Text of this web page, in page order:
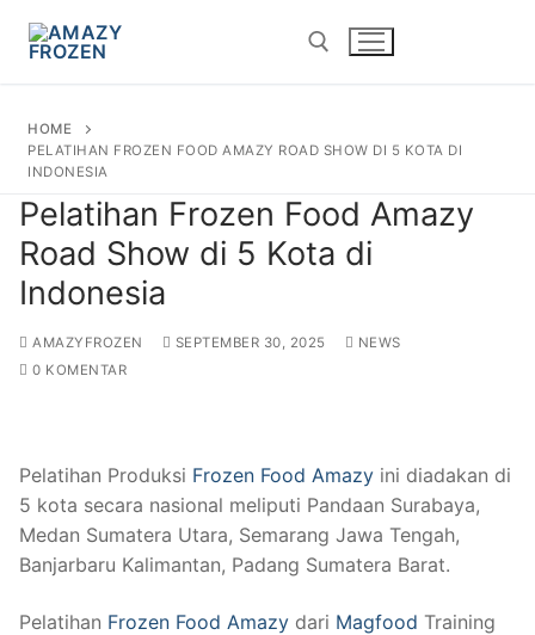
HOME
PELATIHAN FROZEN FOOD AMAZY ROAD SHOW DI 5 KOTA DI
INDONESIA
Pelatihan Frozen Food Amazy
Road Show di 5 Kota di
Indonesia
AMAZYFROZEN SEPTEMBER 30, 2025
NEWS
0 KOMENTAR
Pelatihan Produksi Frozen Food Amazy ini diadakan di
5 kota secara nasional meliputi Pandaan Surabaya,
Medan Sumatera Utara, Semarang Jawa Tengah,
Banjarbaru Kalimantan, Padang Sumatera Barat.
Pelatihan Frozen Food Amazy dari Magfood Training